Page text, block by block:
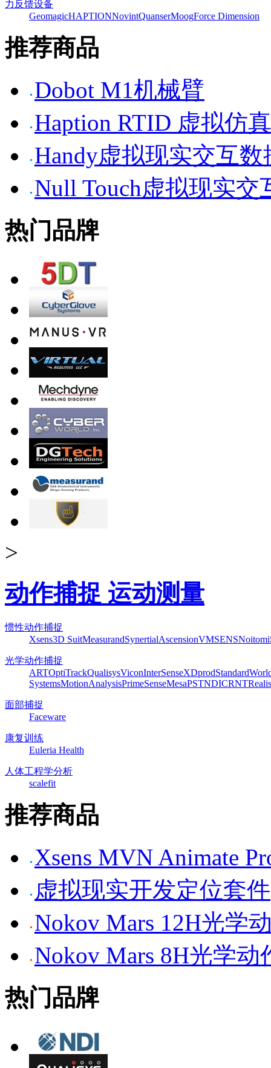
力反馈设备
GeomagicHAPTIONNovintQuanserMoogForce Dimension
推荐商品
Dobot M1机械臂
Haption RTID 虚拟仿
Handy虚拟现实交互数
Null Touch虚拟现实交
热门品牌
>
动作捕捉 运动测量
惯性动作捕捉
Xsens3D SuitMeasurandSynertialAscensionVMSENSNoitom
光学动作捕捉
ARTOptiTrackQualisysViconInterSenseXDprodStandard
SystemsMotionAnalysisPrimeSenseMesaPSTNDICRNTRealis
面部捕捉
Faceware
康复训练
Euleria Health
人体工程学分析
scalefit
推荐商品
Xsens MVN Animate
虚拟现实开发定位套件
Nokov Mars 12H光学
Nokov Mars 8H光学动
热门品牌